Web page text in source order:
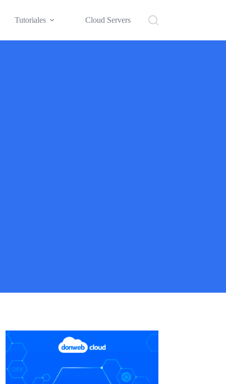
Tutoriales Cloud Servers